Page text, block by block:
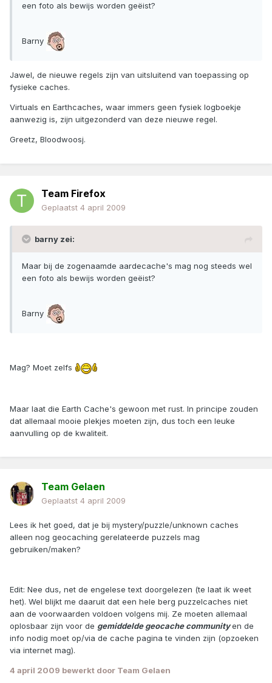
een foto als bewijs worden geëist?
Barny
Jawel, de nieuwe regels zijn van uitsluitend van toepassing op
fysieke caches.
Virtuals en Earthcaches, waar immers geen fysiek logboekje
aanwezig is, zijn uitgezonderd van deze nieuwe regel.
Greetz, Bloodwoosj.
Team Firefox
Geplaatst 4 april 2009
barny zei:
Maar bij de zogenaamde aardecache's mag nog steeds wel
een foto als bewijs worden geëist?
Barny
Mag? Moet zelfs
Maar laat die Earth Cache's gewoon met rust. In principe zouden
dat allemaal mooie plekjes moeten zijn, dus toch een leuke
aanvulling op de kwaliteit.
Team Gelaen
Geplaatst 4 april 2009
Lees ik het goed, dat je bij mystery/puzzle/unknown caches
alleen nog geocaching gerelateerde puzzels mag
gebruiken/maken?
Edit: Nee dus, net de engelese text doorgelezen (te laat ik weet
het). Wel blijkt me daaruit dat een hele berg puzzelcaches niet
aan de voorwaarden voldoen volgens mij. Ze moeten allemaal
oplosbaar zijn voor de gemiddelde geocache communityen de
info nodig moet op/via de cache pagina te vinden zijn (opzoeken
via internet mag).
4 april 2009 bewerkt door Team Gelaen